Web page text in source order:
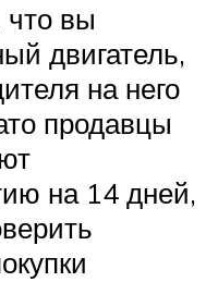
что вы
двигатель,
на него
продавцы
на 14 дней,